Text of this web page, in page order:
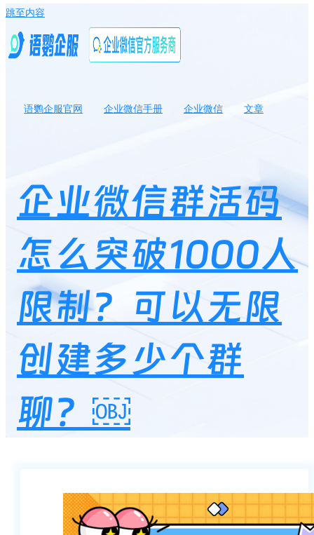
跳至内容
语鹦企服官网 企业微信手册 企业微信
文章
企业微信群活码
怎么突破1000人
限制？可以无限
创建多少个群
聊？￼